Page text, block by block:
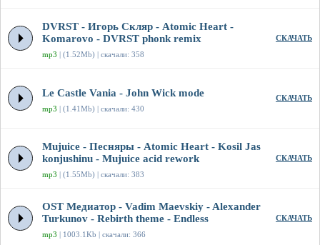
DVRST - Игорь Скляр - Atomic Heart -
Komarovo - DVRST phonk remix
mp3 | (1.52Mb) | скачали: 358
СКАЧАТЬ
Le Castle Vania - John Wick mode
mp3 | (1.41Mb) | скачали: 430
СКАЧАТЬ
Mujuice - Песняры - Atomic Heart - Kosil Jas
konjushinu - Mujuice acid rework
mp3 | (1.55Mb) | скачали: 383
СКАЧАТЬ
OST Медиатор - Vadim Maevskiy - Alexander
Turkunov - Rebirth theme - Endless
mp3 | 1003.1Kb | скачали: 366
СКАЧАТЬ